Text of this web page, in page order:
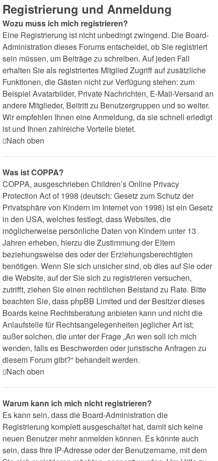
Registrierung und Anmeldung
Wozu muss ich mich registrieren?
Eine Registrierung ist nicht unbedingt zwingend. Die Board-
Administration dieses Forums entscheidet, ob Sie registriert
sein müssen, um Beiträge zu schreiben. Auf jeden Fall
erhalten Sie als registriertes Mitglied Zugriff auf zusätzliche
Funktionen, die Gästen nicht zur Verfügung stehen: zum
Beispiel Avatarbilder, Private Nachrichten, E-Mail-Versand an
andere Mitglieder, Beitritt zu Benutzergruppen und so weiter.
Wir empfehlen Ihnen eine Anmeldung, da sie schnell erledigt
ist und Ihnen zahlreiche Vorteile bietet.
Nach oben
Was ist COPPA?
COPPA, ausgeschrieben Children’s Online Privacy
Protection Act of 1998 (deutsch: Gesetz zum Schutz der
Privatsphäre von Kindern im Internet von 1998) ist ein Gesetz
in den USA, welches festlegt, dass Websites, die
möglicherweise persönliche Daten von Kindern unter 13
Jahren erheben, hierzu die Zustimmung der Eltern
beziehungsweise des oder der Erziehungsberechtigten
benötigen. Wenn Sie sich unsicher sind, ob dies auf Sie oder
die Website, auf der Sie sich zu registrieren versuchen,
zutrifft, ziehen Sie einen rechtlichen Beistand zu Rate. Bitte
beachten Sie, dass phpBB Limited und der Besitzer dieses
Boards keine Rechtsberatung anbieten kann und nicht die
Anlaufstelle für Rechtsangelegenheiten jeglicher Art ist;
außer solchen, die unter der Frage „An wen soll ich mich
wenden, falls es Beschwerden oder juristische Anfragen zu
diesem Forum gibt?“ behandelt werden.
Nach oben
Warum kann ich mich nicht registrieren?
Es kann sein, dass die Board-Administration die
Registrierung komplett ausgeschaltet hat, damit sich keine
neuen Benutzer mehr anmelden können. Es könnte auch
sein, dass Ihre IP-Adresse oder der Benutzername, mit dem